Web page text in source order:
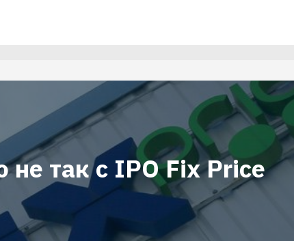
не так с IPO Fix Price